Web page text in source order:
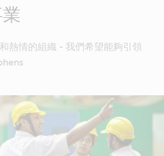
熱情的組織 - 我們希望能夠引領